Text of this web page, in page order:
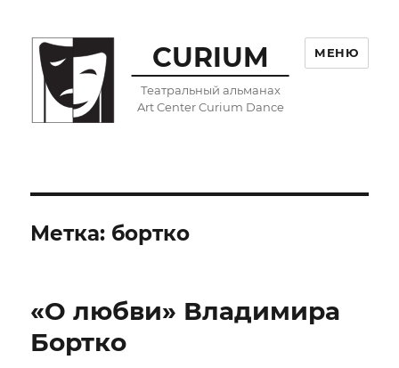
CURIUM
Театральный альманах
Art Center Curium Dance
МЕНЮ
Метка: бортко
«О любви» Владимира
Бортко